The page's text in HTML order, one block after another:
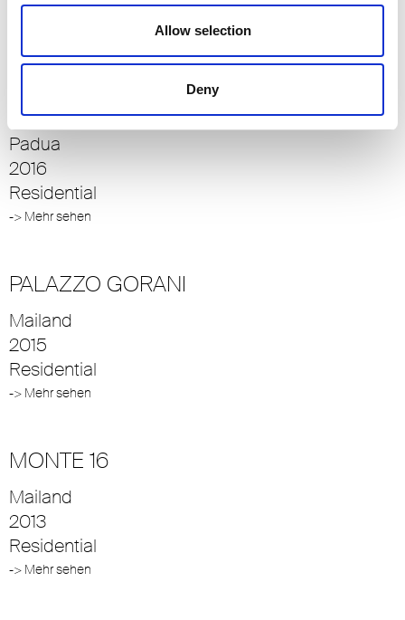
Allow selection
Deny
PRIVAT-LOFT
Padua
2016
Residential
-> Mehr sehen
PALAZZO GORANI
Mailand
2015
Residential
-> Mehr sehen
MONTE 16
Mailand
2013
Residential
-> Mehr sehen